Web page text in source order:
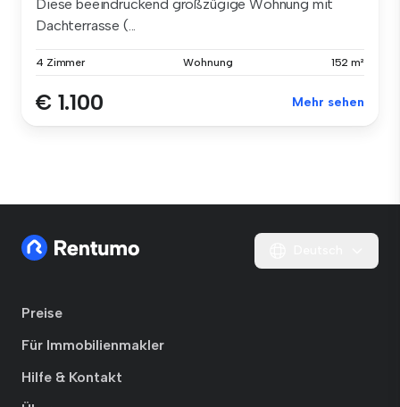
Diese beeindruckend großzügige Wohnung mit
Dachterrasse (...
4 Zimmer Wohnung 152 m²
€ 1.100 Mehr sehen
Preise
Für Immobilienmakler
Hilfe & Kontakt